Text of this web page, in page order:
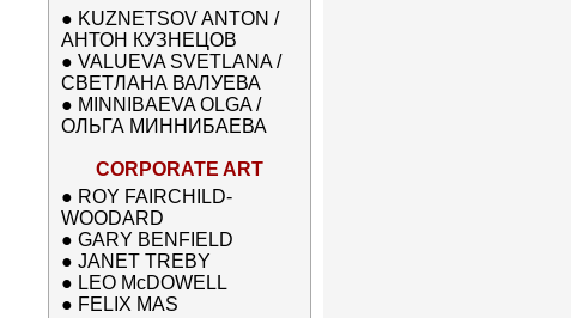
● KUZNETSOV ANTON /
АНТОН КУЗНЕЦОВ
● VALUEVA SVETLANA /
СВЕТЛАНА ВАЛУЕВА
● MINNIBAEVA OLGA /
ОЛЬГА МИННИБАЕВА
CORPORATE ART
● ROY FAIRCHILD-
WOODARD
● GARY BENFIELD
● JANET TREBY
● LEO McDOWELL
● FELIX MAS